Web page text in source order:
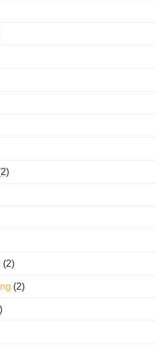
(2)
(2)